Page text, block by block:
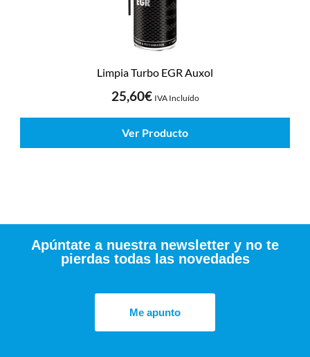
Limpia Turbo EGR Auxol
25,60€ IVA Incluído
Ver Producto
Apúntate a nuestra newsletter y no te
pierdas todas las novedades
Me apunto